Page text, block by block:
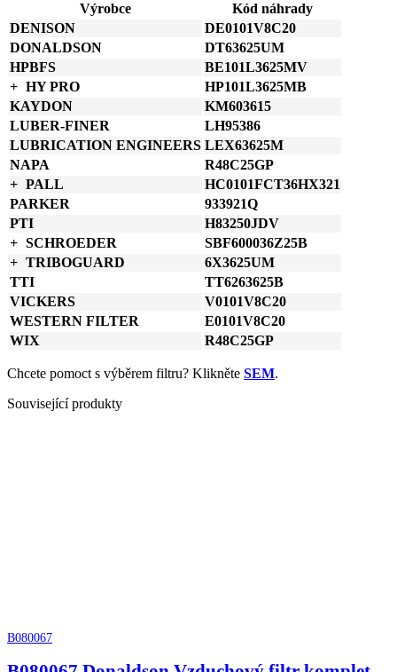
vložka
DT
množství
Výrobce
Kód náhrady
DENISON
DE0101V8C20
DONALDSON
DT63625UM
HPBFS
BE101L3625MV
HY PRO
HP101L3625MB
KAYDON
KM603615
LUBER-FINER
LH95386
LUBRICATION ENGINEERS LEX63625M
NAPA
R48C25GP
PALL
HC0101FCT36HX321
PARKER
933921Q
PTI
H83250JDV
SCHROEDER
SBF600036Z25B
TRIBOGUARD
6X3625UM
TTI
TT6263625B
VICKERS
V0101V8C20
WESTERN FILTER
E0101V8C20
WIX
R48C25GP
Chcete pomoct s výběrem filtru? Klikněte SEM.
Související produkty
B080067